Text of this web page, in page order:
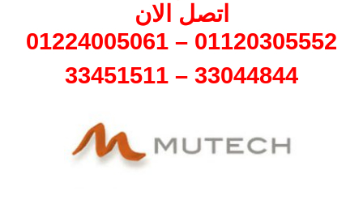
اتصل الان
01120305552 – 01224005061
33044844 – 33451511